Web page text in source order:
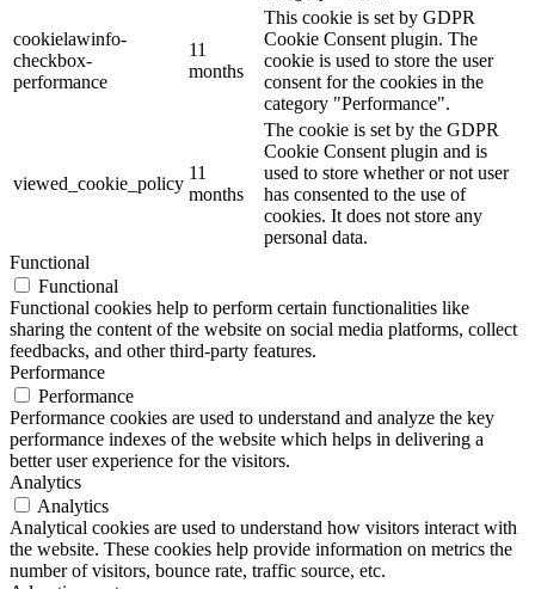
cookielawinfo-
checkbox-
performance
11
months
This cookie is set by GDPR
Cookie Consent plugin. The
cookie is used to store the user
consent for the cookies in the
category "Performance".
viewed_cookie_policy
11
months
The cookie is set by the GDPR
Cookie Consent plugin and is
used to store whether or not user
has consented to the use of
cookies. It does not store any
personal data.
Functional
Functional
Functional cookies help to perform certain functionalities like
sharing the content of the website on social media platforms, collect
feedbacks, and other third-party features.
Performance
Performance
Performance cookies are used to understand and analyze the key
performance indexes of the website which helps in delivering a
better user experience for the visitors.
Analytics
Analytics
Analytical cookies are used to understand how visitors interact with
the website. These cookies help provide information on metrics the
number of visitors, bounce rate, traffic source, etc.